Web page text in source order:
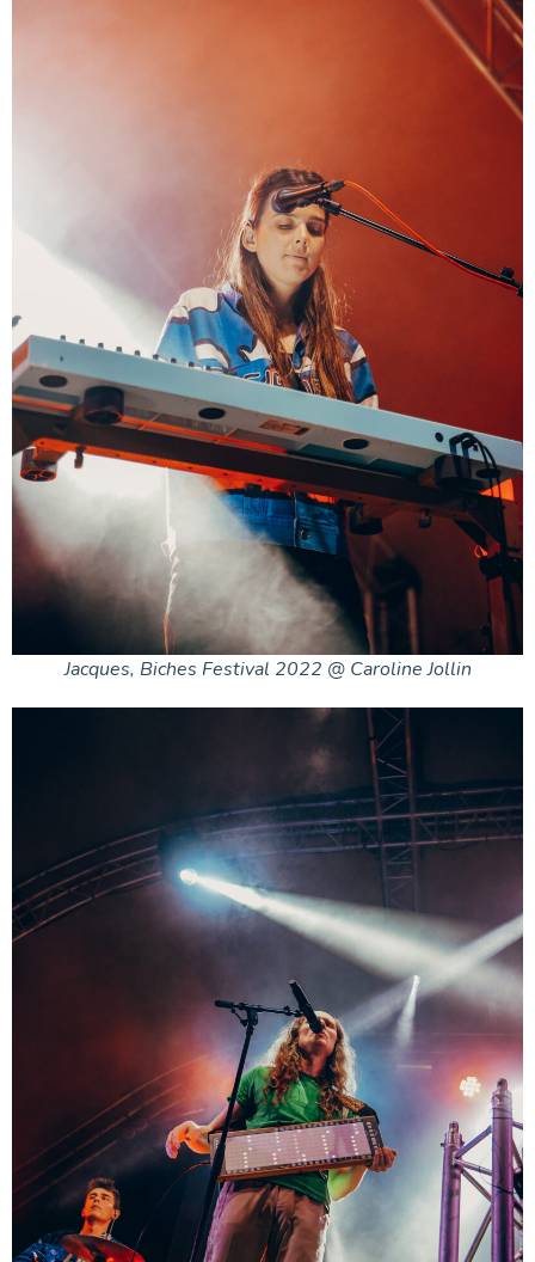
Jacques, Biches Festival 2022 @ Caroline Jollin